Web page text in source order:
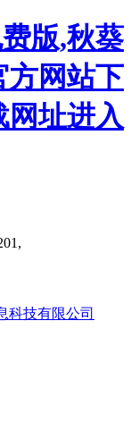
版,秋葵
方网站下
网址进入